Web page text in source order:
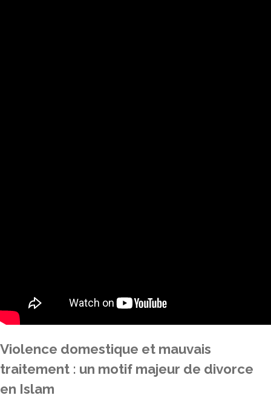
Violence domestique et mauvais
traitement : un motif majeur de divorce
en Islam